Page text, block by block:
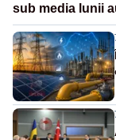
sub media lunii